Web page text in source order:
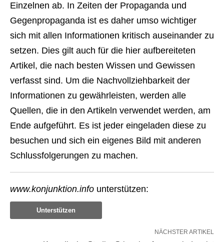
Einzelnen ab. In Zeiten der Propaganda und
Gegenpropaganda ist es daher umso wichtiger
sich mit allen Informationen kritisch auseinander zu
setzen. Dies gilt auch für die hier aufbereiteten
Artikel, die nach besten Wissen und Gewissen
verfasst sind. Um die Nachvollziehbarkeit der
Informationen zu gewährleisten, werden alle
Quellen, die in den Artikeln verwendet werden, am
Ende aufgeführt. Es ist jeder eingeladen diese zu
besuchen und sich ein eigenes Bild mit anderen
Schlussfolgerungen zu machen.
www.konjunktion.info unterstützen:
Unterstützen
NÄCHSTER ARTIKEL